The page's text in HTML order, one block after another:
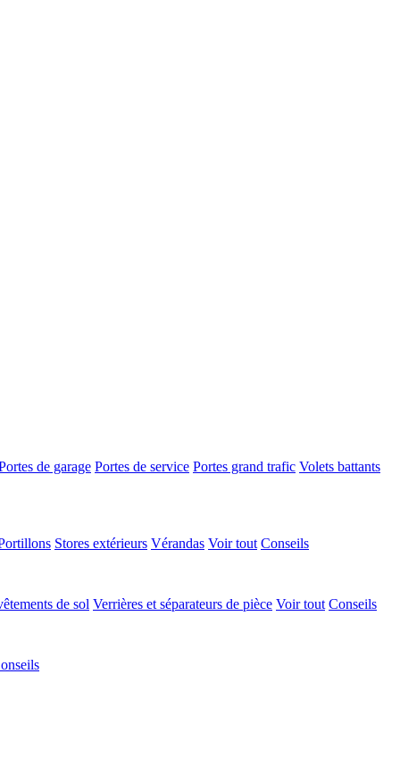
de garage Portes de service Portes grand trafic Volets battants
Stores extérieurs Vérandas Voir tout Conseils
de sol Verrières et séparateurs de pièce Voir tout Conseils